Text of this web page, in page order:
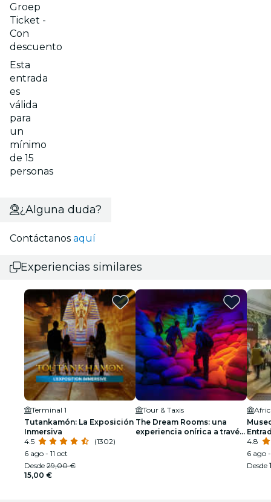
Groep
Ticket -
Con
descuento
Esta
entrada
es
válida
para
un
mínimo
de 15
personas
¿Alguna duda?
Contáctanos aquí
Experiencias similares
Terminal 1
Tutankamón: La Exposición
Inmersiva
4.5
(1302)
6 ago - 11 oct
Desde 29,00 €
15,00 €
Tour & Taxis
The Dream Rooms: una
experiencia onírica a través
4.8
6 ago
Desde